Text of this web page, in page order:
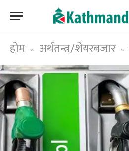
होम » अर्थतन्त्र/शेयरबजार »